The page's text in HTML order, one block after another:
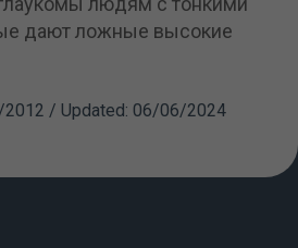
дают ложные высокие
/ Updated: 06/06/2024